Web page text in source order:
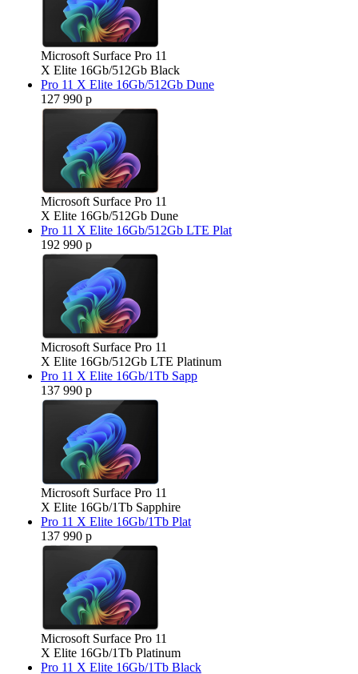
Microsoft Surface Pro 11
X Elite 16Gb/512Gb Black
Pro 11 X Elite 16Gb/512Gb Dune
127 990 р
Microsoft Surface Pro 11
X Elite 16Gb/512Gb Dune
Pro 11 X Elite 16Gb/512Gb LTE Plat
192 990 р
Microsoft Surface Pro 11
X Elite 16Gb/512Gb LTE Platinum
Pro 11 X Elite 16Gb/1Tb Sapp
137 990 р
Microsoft Surface Pro 11
X Elite 16Gb/1Tb Sapphire
Pro 11 X Elite 16Gb/1Tb Plat
137 990 р
Microsoft Surface Pro 11
X Elite 16Gb/1Tb Platinum
Pro 11 X Elite 16Gb/1Tb Black